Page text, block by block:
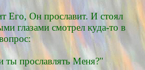
Его, Он прославит. И стоял
глазами смотрел куда-то в
прославлять Меня?"